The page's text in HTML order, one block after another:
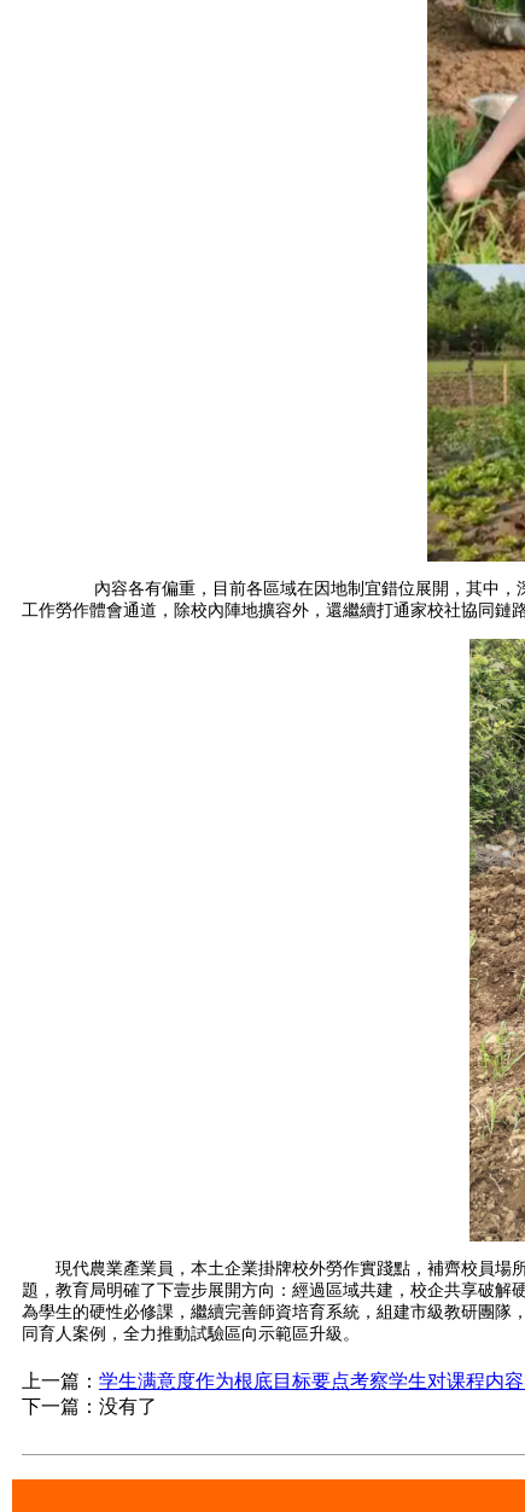
內容各有偏重，目前各區域在因地制宜錯位展開，其中，
工作勞作體會通道，除校內陣地擴容外，還繼續打通家校社協同
現代農業產業員，本土企業掛牌校外勞作實踐點，補齊校員
題，教育局明確了下壹步展開方向：經過區域共建，校企共享
為學生的硬性必修課，繼續完善師資培育系統，組建市級教研
同育人案例，全力推動試驗區向示範區升級。
上一篇： 学生满意度作为根底目标要点考察学生对课程内
下一篇：没有了